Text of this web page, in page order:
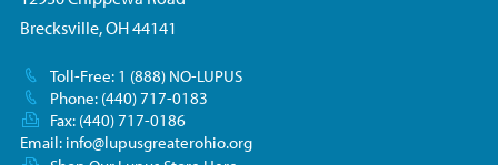
Brecksville, OH 44141
Toll-Free: 1 (888) NO-LUPUS
Phone: (440) 717-0183
Fax: (440) 717-0186
Email: info@lupusgreaterohio.org